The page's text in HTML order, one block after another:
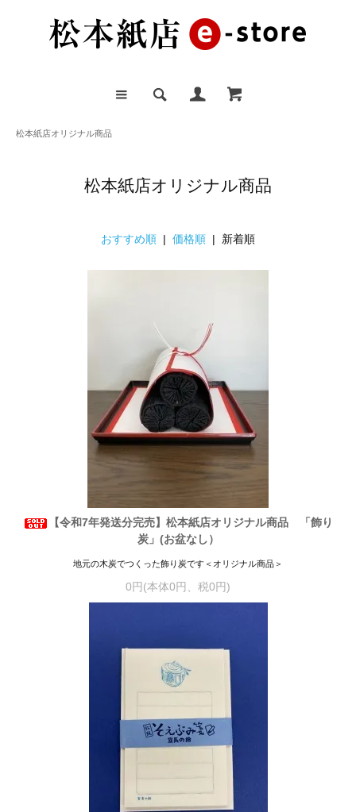
松本紙店オリジナル商品
松本紙店オリジナル商品
おすすめ順 | 価格順 | 新着順
【令和7年発送分完売】松本紙店オリジナル商品 「飾り
炭」(お盆なし）
地元の木炭でつくった飾り炭です＜オリジナル商品＞
0円(本体0円、税0円)